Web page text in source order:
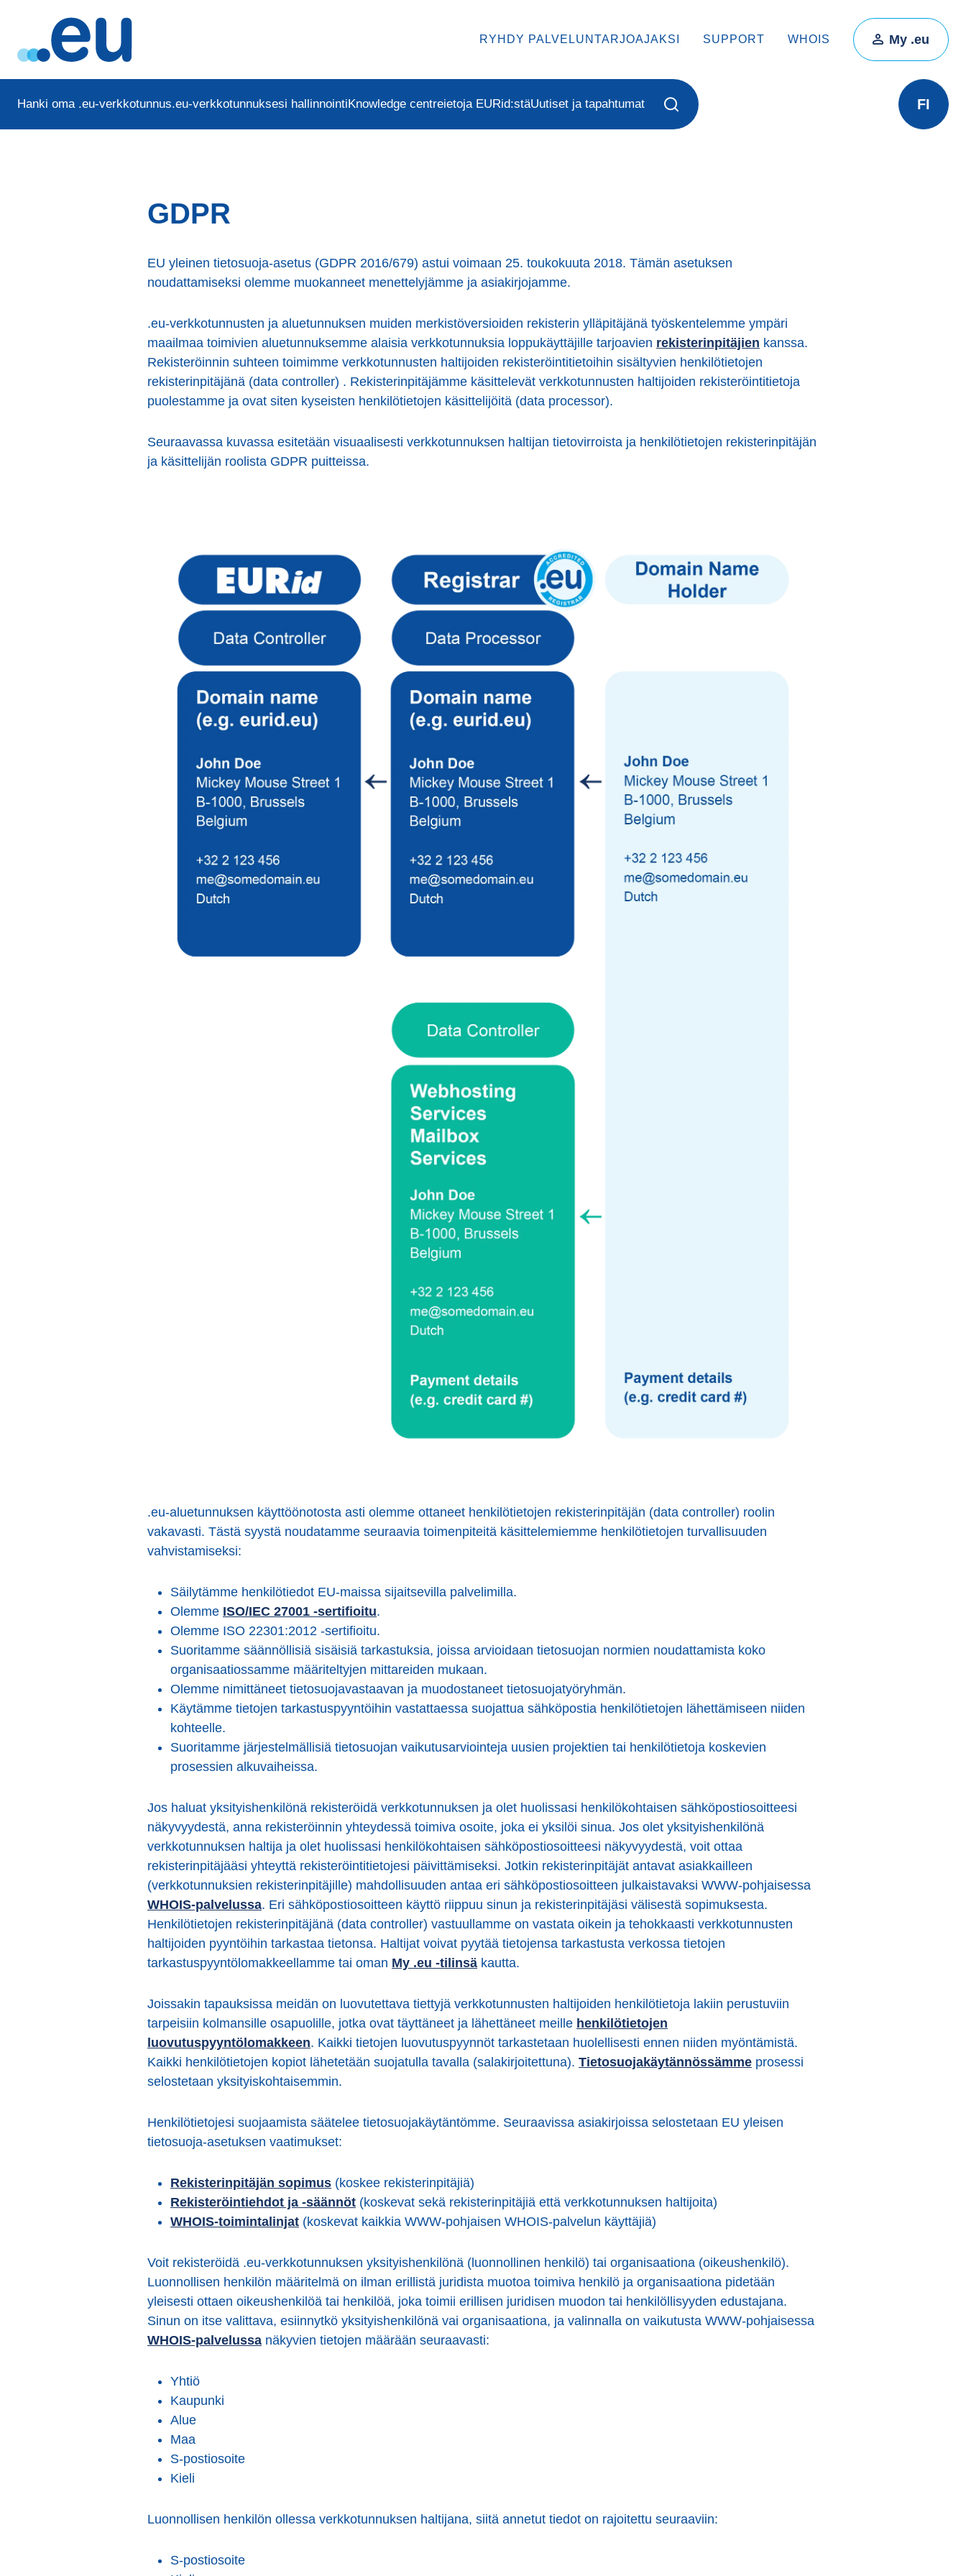
RYHDY PALVELUNTARJOAJAKSI SUPPORT WHOIS My .eu
Hanki oma .eu-verkkotunnus.eu-verkkotunnuksesi hallinnointiKnowledge centreietoja EURid:stäUutiset ja tapahtumat FI
GDPR
EU yleinen tietosuoja-asetus (GDPR 2016/679) astui voimaan 25. toukokuuta 2018. Tämän asetuksen
noudattamiseksi olemme muokanneet menettelyjämme ja asiakirjojamme.
.eu-verkkotunnusten ja aluetunnuksen muiden merkistöversioiden rekisterin ylläpitäjänä työskentelemme ympäri
maailmaa toimivien aluetunnuksemme alaisia verkkotunnuksia loppukäyttäjille tarjoavien rekisterinpitäjien kanssa.
Rekisteröinnin suhteen toimimme verkkotunnusten haltijoiden rekisteröintitietoihin sisältyvien henkilötietojen
rekisterinpitäjänä (data controller) . Rekisterinpitäjämme käsittelevät verkkotunnusten haltijoiden rekisteröintitietoja
puolestamme ja ovat siten kyseisten henkilötietojen käsittelijöitä (data processor).
Seuraavassa kuvassa esitetään visuaalisesti verkkotunnuksen haltijan tietovirroista ja henkilötietojen rekisterinpitäjän
ja käsittelijän roolista GDPR puitteissa.
.eu-aluetunnuksen käyttöönotosta asti olemme ottaneet henkilötietojen rekisterinpitäjän (data controller) roolin
vakavasti. Tästä syystä noudatamme seuraavia toimenpiteitä käsittelemiemme henkilötietojen turvallisuuden
vahvistamiseksi:
Säilytämme henkilötiedot EU-maissa sijaitsevilla palvelimilla.
Olemme ISO/IEC 27001 -sertifioitu.
Olemme ISO 22301:2012 -sertifioitu.
Suoritamme säännöllisiä sisäisiä tarkastuksia, joissa arvioidaan tietosuojan normien noudattamista koko
organisaatiossamme määriteltyjen mittareiden mukaan.
Olemme nimittäneet tietosuojavastaavan ja muodostaneet tietosuojatyöryhmän.
Käytämme tietojen tarkastuspyyntöihin vastattaessa suojattua sähköpostia henkilötietojen lähettämiseen niiden
kohteelle.
Suoritamme järjestelmällisiä tietosuojan vaikutusarviointeja uusien projektien tai henkilötietoja koskevien
prosessien alkuvaiheissa.
Jos haluat yksityishenkilönä rekisteröidä verkkotunnuksen ja olet huolissasi henkilökohtaisen sähköpostiosoitteesi
näkyvyydestä, anna rekisteröinnin yhteydessä toimiva osoite, joka ei yksilöi sinua. Jos olet yksityishenkilönä
verkkotunnuksen haltija ja olet huolissasi henkilökohtaisen sähköpostiosoitteesi näkyvyydestä, voit ottaa
rekisterinpitäjääsi yhteyttä rekisteröintitietojesi päivittämiseksi. Jotkin rekisterinpitäjät antavat asiakkailleen
(verkkotunnuksien rekisterinpitäjille) mahdollisuuden antaa eri sähköpostiosoitteen julkaistavaksi WWW-pohjaisessa
WHOIS-palvelussa. Eri sähköpostiosoitteen käyttö riippuu sinun ja rekisterinpitäjäsi välisestä sopimuksesta.
Henkilötietojen rekisterinpitäjänä (data controller) vastuullamme on vastata oikein ja tehokkaasti verkkotunnusten
haltijoiden pyyntöihin tarkastaa tietonsa. Haltijat voivat pyytää tietojensa tarkastusta verkossa tietojen
tarkastuspyyntölomakkeellamme tai oman My .eu -tilinsä kautta.
Joissakin tapauksissa meidän on luovutettava tiettyjä verkkotunnusten haltijoiden henkilötietoja lakiin perustuviin
tarpeisiin kolmansille osapuolille, jotka ovat täyttäneet ja lähettäneet meille henkilötietojen
luovutuspyyntölomakkeen. Kaikki tietojen luovutuspyynnöt tarkastetaan huolellisesti ennen niiden myöntämistä.
Kaikki henkilötietojen kopiot lähetetään suojatulla tavalla (salakirjoitettuna). Tietosuojakäytännössämme prosessi
selostetaan yksityiskohtaisemmin.
Henkilötietojesi suojaamista säätelee tietosuojakäytäntömme. Seuraavissa asiakirjoissa selostetaan EU yleisen
tietosuoja-asetuksen vaatimukset:
Rekisterinpitäjän sopimus (koskee rekisterinpitäjiä)
Rekisteröintiehdot ja -säännöt (koskevat sekä rekisterinpitäjiä että verkkotunnuksen haltijoita)
WHOIS-toimintalinjat (koskevat kaikkia WWW-pohjaisen WHOIS-palvelun käyttäjiä)
Voit rekisteröidä .eu-verkkotunnuksen yksityishenkilönä (luonnollinen henkilö) tai organisaationa (oikeushenkilö).
Luonnollisen henkilön määritelmä on ilman erillistä juridista muotoa toimiva henkilö ja organisaationa pidetään
yleisesti ottaen oikeushenkilöä tai henkilöä, joka toimii erillisen juridisen muodon tai henkilöllisyyden edustajana.
Sinun on itse valittava, esiinnytkö yksityishenkilönä vai organisaationa, ja valinnalla on vaikutusta WWW-pohjaisessa
WHOIS-palvelussa näkyvien tietojen määrään seuraavasti:
Yhtiö
Kaupunki
Alue
Maa
S-postiosoite
Kieli
Luonnollisen henkilön ollessa verkkotunnuksen haltijana, siitä annetut tiedot on rajoitettu seuraaviin:
S-postiosoite